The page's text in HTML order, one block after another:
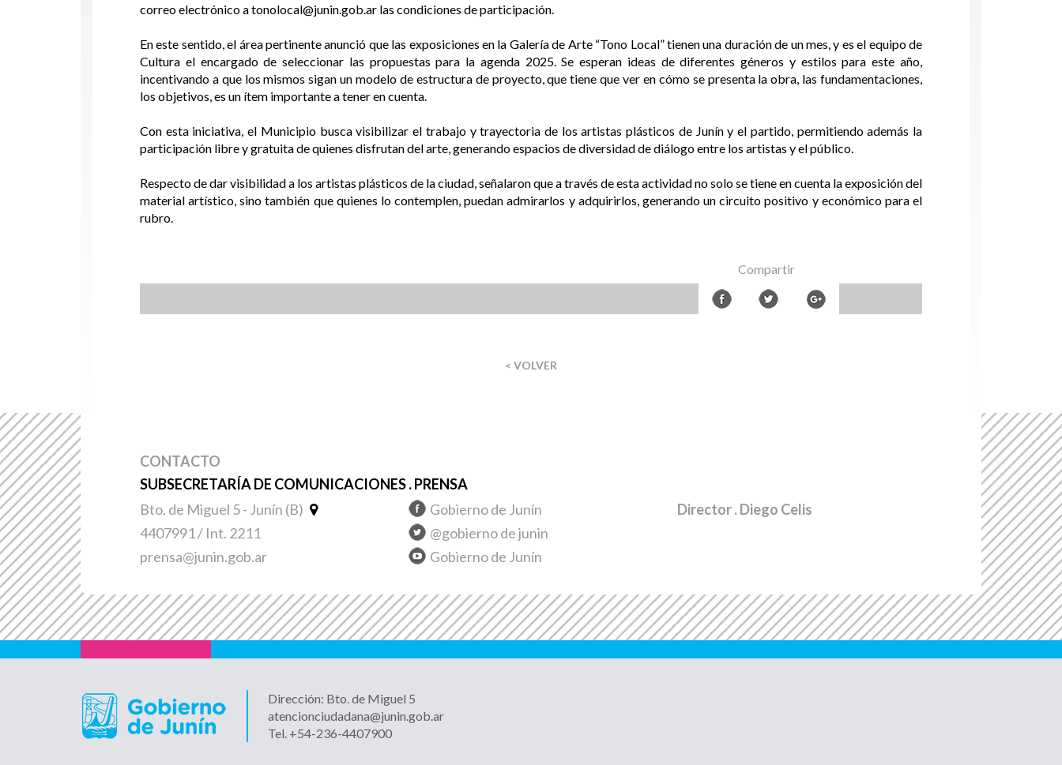
correo electrónico a tonolocal@junin.gob.ar las condiciones de participación.
En este sentido, el área pertinente anunció que las exposiciones en la Galería de Arte “Tono Local” tienen una duración de un mes, y es el equipo de
Cultura el encargado de seleccionar las propuestas para la agenda 2025. Se esperan ideas de diferentes géneros y estilos para este año,
incentivando a que los mismos sigan un modelo de estructura de proyecto, que tiene que ver en cómo se presenta la obra, las fundamentaciones,
los objetivos, es un ítem importante a tener en cuenta.
Con esta iniciativa, el Municipio busca visibilizar el trabajo y trayectoria de los artistas plásticos de Junín y el partido, permitiendo además la
participación libre y gratuita de quienes disfrutan del arte, generando espacios de diversidad de diálogo entre los artistas y el público.
Respecto de dar visibilidad a los artistas plásticos de la ciudad, señalaron que a través de esta actividad no solo se tiene en cuenta la exposición del
material artístico, sino también que quienes lo contemplen, puedan admirarlos y adquirirlos, generando un circuito positivo y económico para el
rubro.
Compartir
< VOLVER
CONTACTO
SUBSECRETARÍA DE COMUNICACIONES . PRENSA
Bto. de Miguel 5 - Junín (B)
4407991 / Int. 2211
prensa@junin.gob.ar
Gobierno de Junín
@gobierno de junin
Gobierno de Junín
Director. Diego Celis
Dirección: Bto. de Miguel 5
atencionciudadana@junin.gob.ar
Tel. +54-236-4407900